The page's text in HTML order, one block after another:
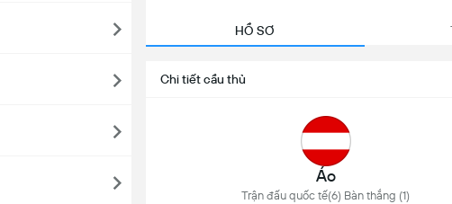
HỒ SƠ
Chi tiết cầu thủ
Áo
Trận đấu quốc tế(6) Bàn thắng (1)